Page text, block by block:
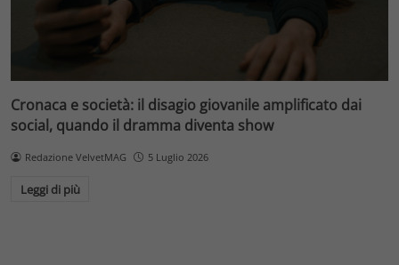
Cronaca e società: il disagio giovanile amplificato dai
social, quando il dramma diventa show
Redazione VelvetMAG 5 Luglio 2026
Leggi di più